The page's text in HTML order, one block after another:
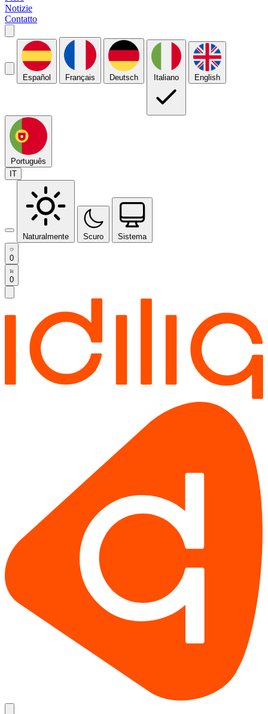
Notizie
Contatto
Español Français Deutsch Italiano English
Português
IT
Naturalmente Scuro Sistema
0
0